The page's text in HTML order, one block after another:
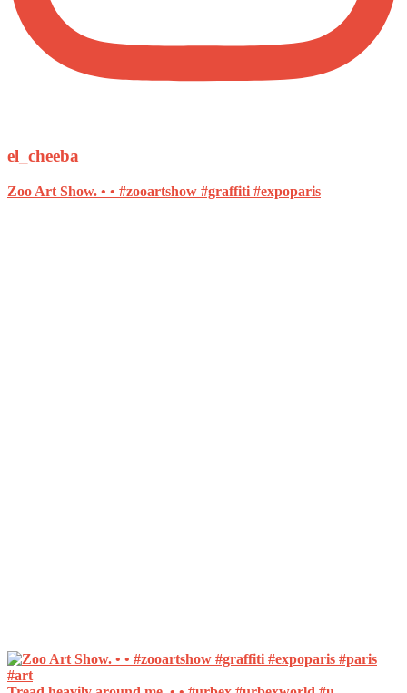
el_cheeba
Zoo Art Show. • • #zooartshow #graffiti #expoparis